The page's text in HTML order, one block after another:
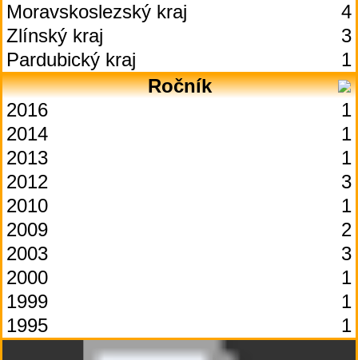
Moravskoslezský kraj
4
Zlínský kraj
3
Pardubický kraj
1
Ročník
2016
1
2014
1
2013
1
2012
3
2010
1
2009
2
2003
3
2000
1
1999
1
1995
1